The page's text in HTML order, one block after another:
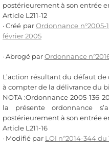
postérieurement à son entrée
Article L211-12
· Créé parOrdonnance n°2005-
février 2005
· Abrogé parOrdonnance
L’action résultant du défaut
à compter de la délivrance du
NOTA :Ordonnance 2005-136
la présente ordonnance
postérieurement à son entrée
Article L211-16
· Modifié par LOI n°2014-344 du